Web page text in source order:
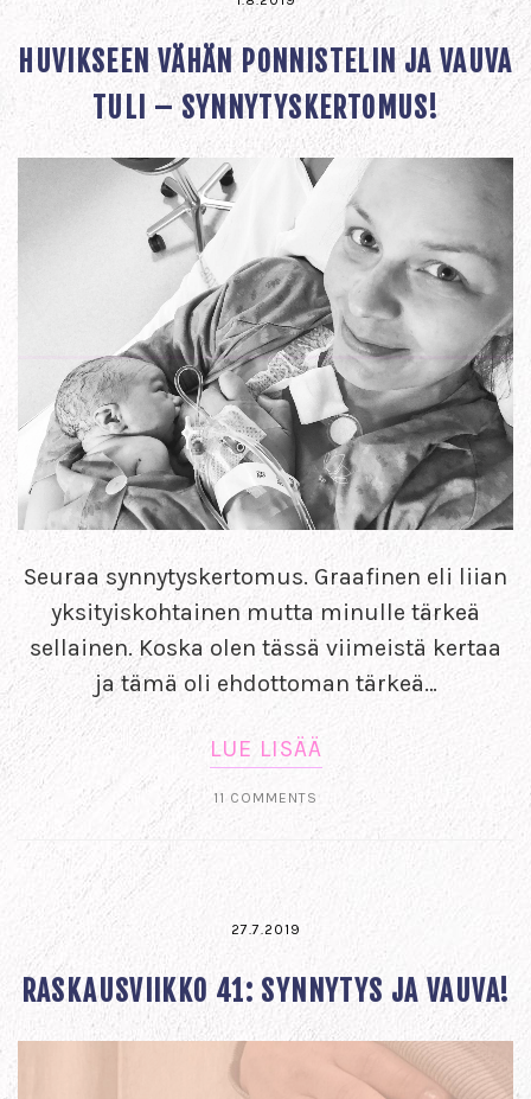
HUVIKSEEN VÄHÄN PONNISTELIN JA VAUVA
TULI – SYNNYTYSKERTOMUS!
Seuraa synnytyskertomus. Graafinen eli liian
yksityiskohtainen mutta minulle tärkeä
sellainen. Koska olen tässä viimeistä kertaa
ja tämä oli ehdottoman tärkeä…
LUE LISÄÄ
11 COMMENTS
27.7.2019
RASKAUSVIIKKO 41: SYNNYTYS JA VAUVA!